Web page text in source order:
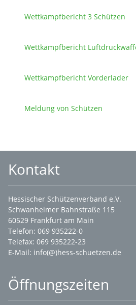
Wettkampfbericht 3 Schützen
Wettkampfbericht
Wettkampfbericht Vorderlader
Meldung von Schützen
Kontakt
Hessischer Schützenverband e.V.
Schwanheimer Bahnstraße 115
60529 Frankfurt am Main
Telefon: 069 935222-0
Telefax: 069 935222-23
E-Mail: info(@)hess-schuetzen.de
Öffnungszeiten